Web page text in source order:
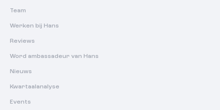
Team
Werken bij Hans
Reviews
Word ambassadeur van Hans
Nieuws
Kwartaalanalyse
Events